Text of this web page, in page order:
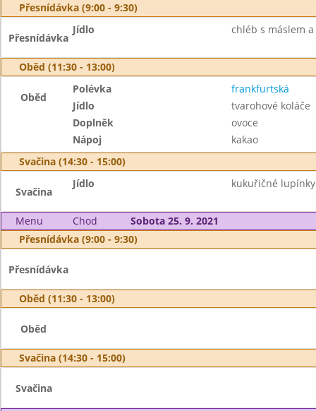
Přesnídávka (9:00 - 9:30)
Přesnídávka
Jídlo chléb s máslem a
Oběd (11:30 - 13:00)
Oběd
Polévka
frankfurtská
Jídlo
tvarohové koláče
Doplněk
ovoce
Nápoj
kakao
Svačina (14:30 - 15:00)
Svačina
Jídlo kukuřičné
Menu Chod
Sobota 25. 9. 2021
Přesnídávka (9:00 - 9:30)
Přesnídávka
Oběd (11:30 - 13:00)
Oběd
Svačina (14:30 - 15:00)
Svačina